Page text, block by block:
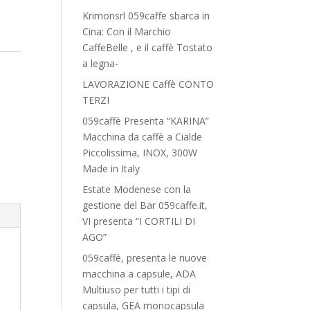
Krimonsrl 059caffe sbarca in
Cina: Con il Marchio
CaffeBelle , e il caffè Tostato
a legna-
LAVORAZIONE Caffè CONTO
TERZI
059caffè Presenta “KARINA”
Macchina da caffè a Cialde
Piccolissima, INOX, 300W
Made in Italy
Estate Modenese con la
gestione del Bar 059caffe.it,
VI presenta “I CORTILI DI
AGO”
059caffè, presenta le nuove
macchina a capsule, ADA
Multiuso per tutti i tipi di
capsula, GEA monocapsula